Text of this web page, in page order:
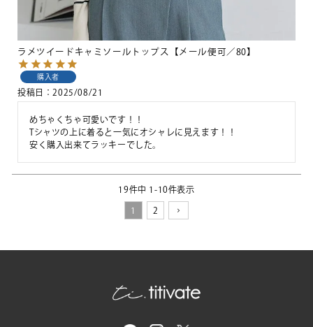
ラメツイードキャミソールトップス【メール便可／80】
購入者
投稿日 2025/08/21
めちゃくちゃ可愛いです！！
Tシャツの上に着ると一気にオシャレに見えます！！
安く購入出来てラッキーでした。
19件中 1 -10件表示
1 2